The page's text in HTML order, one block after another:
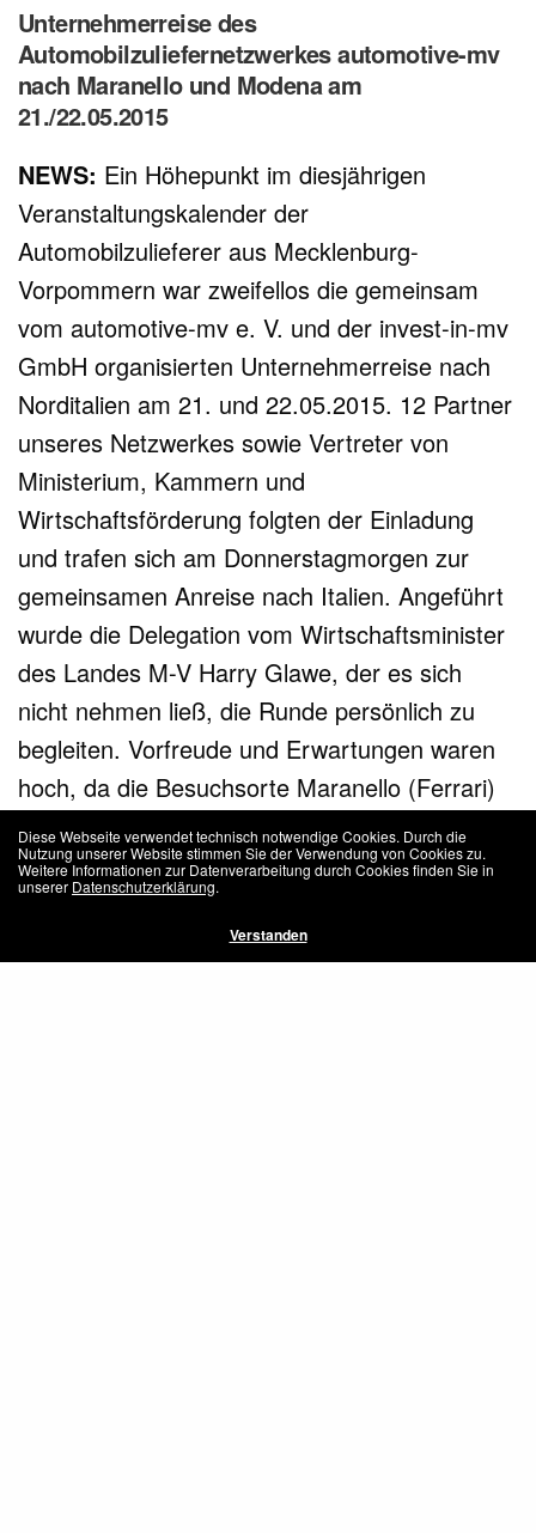
Unternehmerreise des
Automobilzuliefernetzwerkes automotive-mv
nach Maranello und Modena am
21./22.05.2015
NEWS: Ein Höhepunkt im diesjährigen
Veranstaltungskalender der
Automobilzulieferer aus Mecklenburg-
Vorpommern war zweifellos die gemeinsam
vom automotive-mv e. V. und der invest-in-mv
GmbH organisierten Unternehmerreise nach
Norditalien am 21. und 22.05.2015. 12 Partner
unseres Netzwerkes sowie Vertreter von
Ministerium, Kammern und
Wirtschaftsförderung folgten der Einladung
und trafen sich am Donnerstagmorgen zur
gemeinsamen Anreise nach Italien. Angeführt
wurde die Delegation vom Wirtschaftsminister
des Landes M-V Harry Glawe, der es sich
nicht nehmen ließ, die Runde persönlich zu
begleiten. Vorfreude und Erwartungen waren
hoch, da die Besuchsorte Maranello (Ferrari)
und Modena (Maserati) einiges an
automobilen Emotionen versprachen.
Download
Diese Webseite verwendet technisch notwendige Cookies. Durch die
Nutzung unserer Website stimmen Sie der Verwendung von Cookies zu.
Weitere Informationen zur Datenverarbeitung durch Cookies finden Sie in
unserer Datenschutzerklärung.
Verstanden